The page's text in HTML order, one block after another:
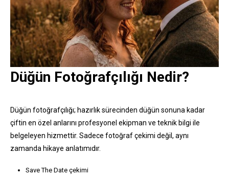
Düğün Fotoğrafçılığı Nedir?
Düğün fotoğrafçılığı; hazırlık sürecinden düğün sonuna kadar
çiftin en özel anlarını profesyonel ekipman ve teknik bilgi ile
belgeleyen hizmettir. Sadece fotoğraf çekimi değil, aynı
zamanda hikaye anlatımıdır.
Save The Date çekimi